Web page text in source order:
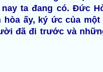
ta đang có. Đức
ấy, ký ức của một
đã đi trước và